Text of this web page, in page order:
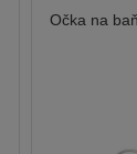
Očka na